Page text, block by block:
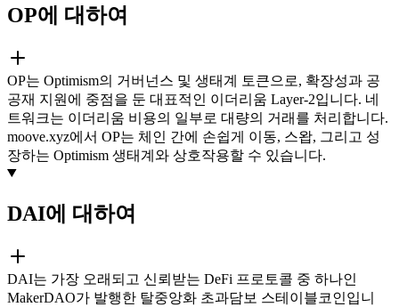
OP에 대하여
OP는 Optimism의 거버넌스 및 생태계 토큰으로, 확장성과 공
공재 지원에 중점을 둔 대표적인 이더리움 Layer-2입니다. 네
트워크는 이더리움 비용의 일부로 대량의 거래를 처리합니다.
moove.xyz에서 OP는 체인 간에 손쉽게 이동, 스왑, 그리고 성
장하는 Optimism 생태계와 상호작용할 수 있습니다.
DAI에 대하여
DAI는 가장 오래되고 신뢰받는 DeFi 프로토콜 중 하나인
MakerDAO가 발행한 탈중앙화 초과담보 스테이블코인입니